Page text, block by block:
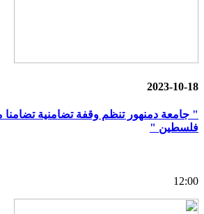
2023-10-18
" جامعة دمنهور تنظم وقفة تضامنية تضامنا
فلسطين "
12:00